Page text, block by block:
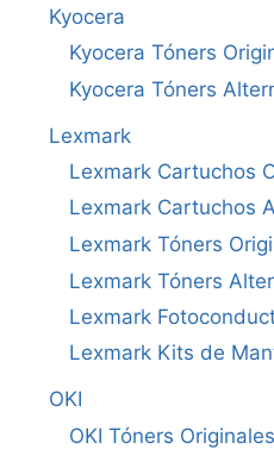
Kyocera
Kyocera Tóners
Kyocera Tóners
Lexmark
Lexmark Cartuchos
Lexmark Cartuchos
Lexmark Tóners
Lexmark Tóners
Lexmark
Lexmark Kits de
OKI
OKI Tóners Originales